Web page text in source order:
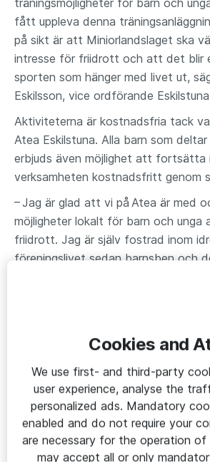
fått uppleva denna
på sikt är att Miniorlandslaget ska
intresse för friidrott och att det blir
sporten som hänger med livet ut,
Eskilsson, vice ordförande
Aktiviteterna är kostnadsfria tack
Atea Eskilstuna. Alla barn som
erbjuds även möjlighet att fortsätta
verksamheten kostnadsfritt genom
– Jag är glad att vi på Atea är med
möjligheter lokalt för barn och unga
friidrott. Jag är själv fostrad inom
föreningslivet sedan barnsben och
ungdomar som annars kanske inte
att komma in i idrottens varma
Johnsson, platschef på Atea
Om Miniorlandslaget
Cookies and
We use first- and third-party
user experience, analyse the
personalized ads. Mandatory
enabled and do not require your
are necessary for the operation of
may accept all or only